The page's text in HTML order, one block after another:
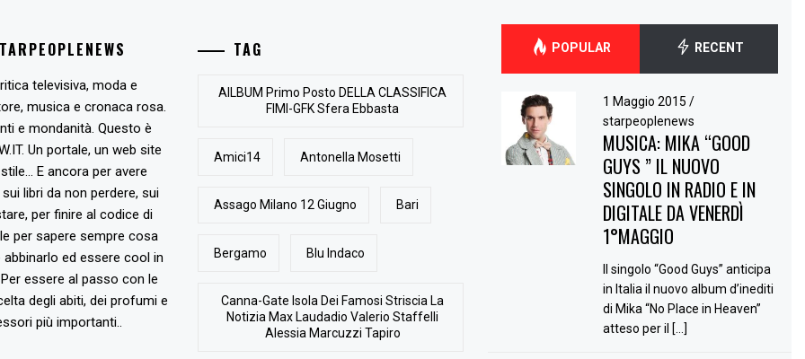
televisiva, moda e
musica e cronaca rosa.
e mondanità. Questo è
Un portale, un web site
E ancora per avere
libri da non perdere, sui
per finire al codice di
per sapere sempre cosa
ed essere cool in
essere al passo con le
degli abiti, dei profumi e
più importanti..
TAG
AlLBUM Primo Posto DELLA CLASSIFICA
FIMI-GFK Sfera Ebbasta
Amici14 Antonella Mosetti
Assago Milano 12 Giugno Bari
Bergamo Blu Indaco
Canna-Gate Isola Dei Famosi Striscia La
Notizia Max Laudadio Valerio Staffelli
Alessia Marcuzzi Tapiro
POPULAR RECENT
1 Maggio 2015 /
starpeoplenews
MUSICA: MIKA “GOOD
GUYS ” IL NUOVO
SINGOLO IN RADIO E IN
DIGITALE DA VENERDÌ
1°MAGGIO
Il singolo “Good Guys” anticipa
in Italia il nuovo album d’inediti
di Mika “No Place in Heaven”
atteso per il […]